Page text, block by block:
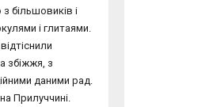
більшовиків і
і глитаями.
збіжжя, з
даними рад.
Прилуччині.